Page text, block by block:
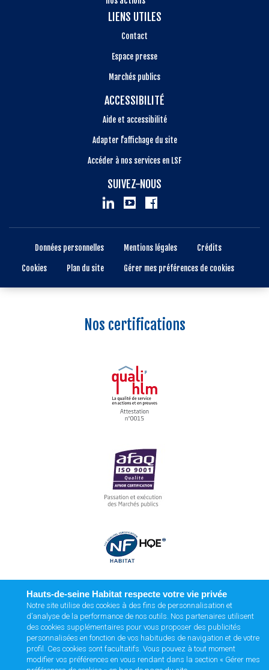
LIENS UTILES
Contact
Espace presse
Marchés publics
ACCESSIBILITÉ
Aide et accessibilité
Adapter l'affichage du site
Accéder à nos services en LSF
SUIVEZ-NOUS
Données personnelles Mentions légales Crédits
Cookies Plan du site Gérer mes préférences de cookies
Nos certifications
Hauts-de-seine Habitat respecte votre vie privée
Notre site utilise des cookies à des fins de personnalisation et
d’analyse de la performance de nos outils. Nos partenaires utilisent
des cookies supplémentaires pour vous proposer des publicités
personnalisées en fonction de vos habitudes de navigation et de votre
profil. Ces cookies sont facultatifs. Vous pouvez à tout moment
modifier vos préférences en vous rendant dans la section « Gérer mes